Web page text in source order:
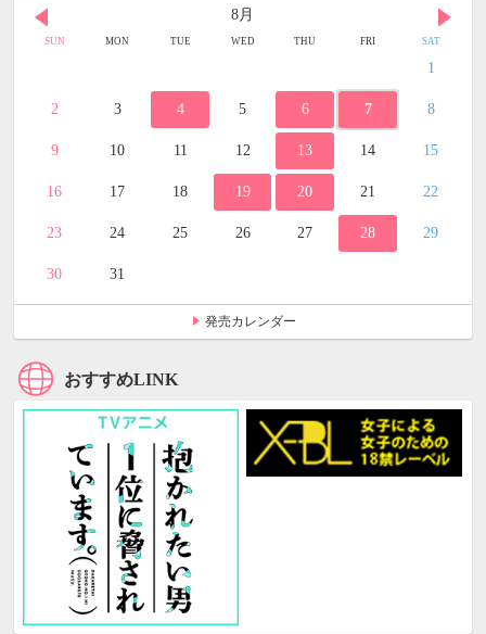
8月
SUN MON TUE WED THU FRI SAT
1
2 3 4 5 6 7 8
9 10 11 12 13 14 15
16 17 18 19 20 21 22
23 24 25 26 27 28 29
30 31
発売カレンダー
おすすめLINK